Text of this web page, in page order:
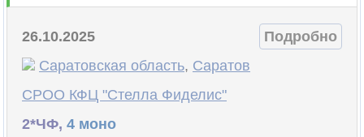
26.10.2025
Подробно
Саратовская область, Саратов
СРОО КФЦ "Стелла Фиделис"
2*ЧФ, 4 моно